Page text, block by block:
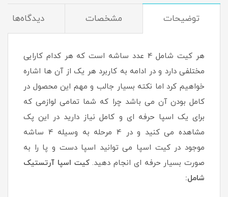
توضیحات مشخصات دیدگاه‌ها
هر کیت شامل 4 عدد ساشه است که هر کدام کارایی
مختلفی دارد و در ادامه به کاربرد هر یک از آن ها اشاره
خواهیم کرد اما نکته بسیار جالب و مهم این محصول در
کامل بودن آن می باشد چرا که شما تمامی لوازمی که
برای یک اسپا حرفه ای و کامل نیاز دارید در این پک
مشاهده می کنید و در 4 مرحله به وسیله 4 ساشه
موجود در کیت اسپا می توانید اسپا دست و پا را به
صورت بسیار حرفه ای انجام دهید.کیت اسپا آرتستیک
شامل: